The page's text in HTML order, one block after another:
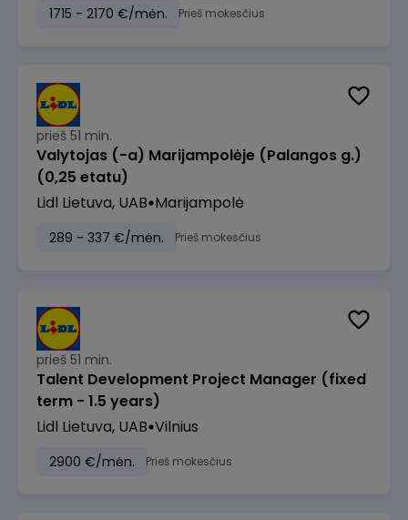
1715 - 2170 €/mėn. Prieš mokesčius
prieš 51 min.
Valytojas (-a) Marijampolėje (Palangos g.)
(0,25 etatu)
Lidl Lietuva, UAB Marijampolė
289 - 337 €/mėn. Prieš mokesčius
prieš 51 min.
Talent Development Project Manager (fixed
term - 1.5 years)
Lidl Lietuva, UAB Vilnius
2900 €/mėn. Prieš mokesčius